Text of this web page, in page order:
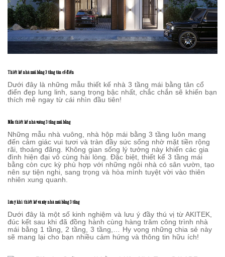
Thiết kế nhà mái bằng 3 tầng tân cổ điển
Dưới đây là những mẫu thiết kế nhà 3 tầng mái bằng tân cổ
điển đẹp lung linh, sang trọng bậc nhất, chắc chắn sẽ khiến bạn
thích mê ngay từ cái nhìn đầu tiên!
Mẫu thiết kế nhà vuông 3 tầng mái bằng
Những mẫu nhà vuông, nhà hộp mái bằng 3 tầng luôn mang
đến cảm giác vui tươi và tràn đầy sức sống nhờ mặt tiền rộng
rãi, thoáng đãng. Không gian sống lý tưởng này khiến các gia
đình hiện đại vô cùng hài lòng. Đặc biệt, thiết kế 3 tầng mái
bằng còn cực kỳ phù hợp với những ngôi nhà có sân vườn, tạo
nên sự tiện nghi, sang trọng và hòa mình tuyệt vời vào thiên
nhiên xung quanh.
Lưu ý khi thiết kế và xây nhà mái bằng 3 tầng
Dưới đây là một số kinh nghiệm và lưu ý đầy thú vị từ AKITEK,
đúc kết sau khi đã đồng hành cùng hàng trăm công trình nhà
mái bằng 1 tầng, 2 tầng, 3 tầng,… Hy vọng những chia sẻ này
sẽ mang lại cho bạn nhiều cảm hứng và thông tin hữu ích!